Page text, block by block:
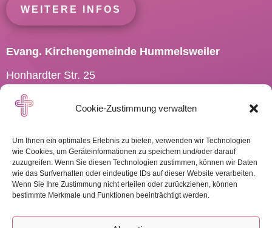
Cookie-Zustimmung verwalten
Um Ihnen ein optimales Erlebnis zu bieten, verwenden wir Technologien
wie Cookies, um Geräteinformationen zu speichern und/oder darauf
zuzugreifen. Wenn Sie diesen Technologien zustimmen, können wir Daten
wie das Surfverhalten oder eindeutige IDs auf dieser Website verarbeiten.
Wenn Sie Ihre Zustimmung nicht erteilen oder zurückziehen, können
bestimmte Merkmale und Funktionen beeinträchtigt werden.
WEITERE INFOS
Evang. Kirchengemeinde Hummelsweiler
Honhardter Str. 25
73494 Rosenberg
Tel.: 07967 701910
Pfarramt.Hummelsweiler@elkw.de
WEITERE INFOS